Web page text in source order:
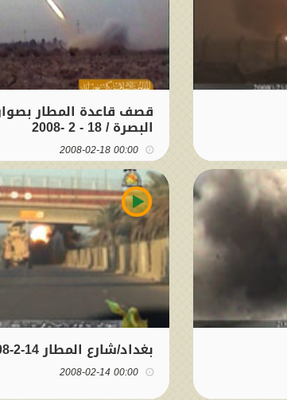
قصف قاعدة المطار
البصرة / 18 - 2 -2008
00:00 2008-02-18
بغداد/شارع المطار 14-2-2008
00:00 2008-02-14